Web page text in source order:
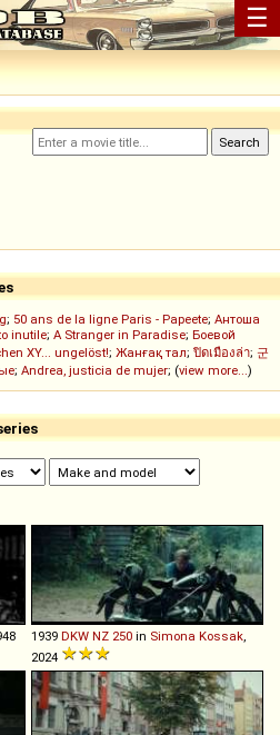
☰
; 50 ans de la ligne Paris - Papeete; Антоша
inutile; A Stranger in Paradise; Боевой
XY... ungelöst!; Жанғақ тал; ปิดเมืองล่า; 군
; Andrea, justicia de mujer; (view more...)
1939 DKW NZ 250 in Simona Kossak
2024